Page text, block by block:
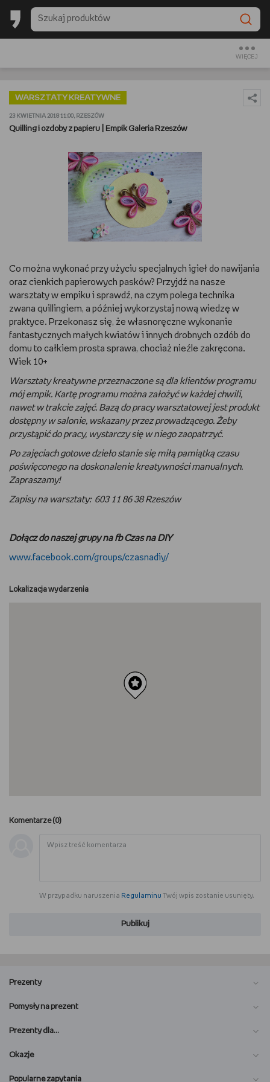
WIĘCEJ
BESTSELLERY EMPIKU 2025
OGLĄDAM
PREZENTOWNIKI
RYSUJĘ
DIY
MAM ZWIERZĘTA
DBAM O URODĘ
PASJE DZIECKA
TRENUJĘ
PORADNIKI
WYWIADY
WARSZTATY KREATYWNE
23 KWIETNIA 2018 11:00, RZESZÓW
Quilling i ozdoby z papieru | Empik Galeria Rzeszów
Co można wykonać przy użyciu specjalnych igieł do nawijania
oraz cienkich papierowych pasków? Przyjdź na nasze
warsztaty w empiku i sprawdź, na czym polega technika
zwana quillingiem, a później wykorzystaj nową wiedzę w
praktyce. Przekonasz się, że własnoręczne wykonanie
fantastycznych małych kwiatów i innych drobnych ozdób do
domu to całkiem prosta sprawa, chociaż nieźle zakręcona.
Wiek 10+
Warsztaty kreatywne przeznaczone są dla klientów programu
mój empik. Kartę programu można założyć w każdej chwili,
nawet w trakcie zajęć. Bazą do pracy warsztatowej jest produkt
dostępny w salonie, wskazany przez prowadzącego. Żeby
przystąpić do pracy, wystarczy się w niego zaopatrzyć.
Po zajęciach gotowe dzieło stanie się miłą pamiątką czasu
poświęconego na doskonalenie kreatywności manualnych.
Zapraszamy!
Zapisy na warsztaty: 603 11 86 38 Rzeszów
Dołącz do naszej grupy na fb Czas na DIY
www.facebook.com/groups/czasnadiy/
Lokalizacja wydarzenia
Komentarze (0)
W przypadku naruszenia Regulaminu Twój wpis zostanie usunięty.
Publikuj
Prezenty
Pomysły na prezent
Prezenty dla…
Okazje
Popularne zapytania